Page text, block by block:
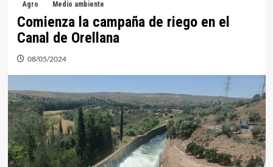
Agro Medio ambiente
Comienza la campaña de riego en el
Canal de Orellana
08/05/2024